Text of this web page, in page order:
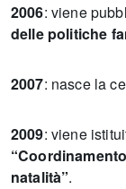
2006: viene
delle politiche
2007: nasce la
2009: viene
natalità”.